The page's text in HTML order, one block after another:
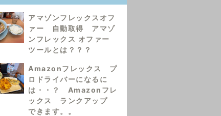
アマゾンフレックスオフ
ァー 自動取得 アマゾ
ンフレックス オファー
ツールとは？？？
Amazonフレックス プ
ロドライバーになるに
は・・？ Amazonフレ
ックス ランクアップ
できます。。